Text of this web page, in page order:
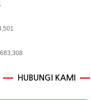
683,308
HUBUNGI KAMI